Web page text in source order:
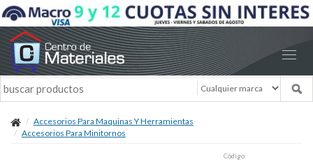
Accesorios Para Maquinas Y Herramientas
Accesorios Para Minitornos
Código: